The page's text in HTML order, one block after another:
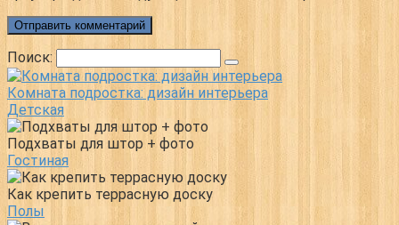
Поиск:
Комната подростка: дизайн интерьера
Детская
Подхваты для штор + фото
Гостиная
Как крепить террасную доску
Полы